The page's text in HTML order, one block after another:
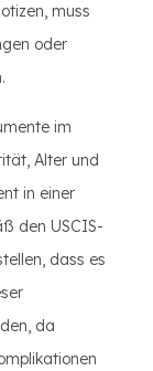
muss
oder
im
Alter und
in einer
den USCIS-
dass es
da